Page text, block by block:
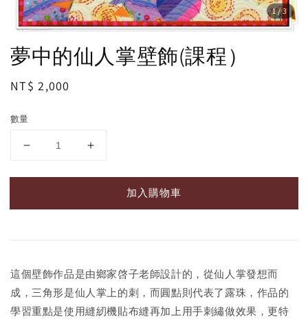
1/3
夢中的仙人掌壁飾(課程）
Regular
NT$ 2,000
數量
加入購物車
這個壁飾作品是由鄉家啓子老師設計的，從仙人掌發想而
成，三角形是仙人掌上的刺，而圓點則代表了露珠，作品的
學習重點是使用縫紉機貼布縫再加上用手刺繡做效果，更特